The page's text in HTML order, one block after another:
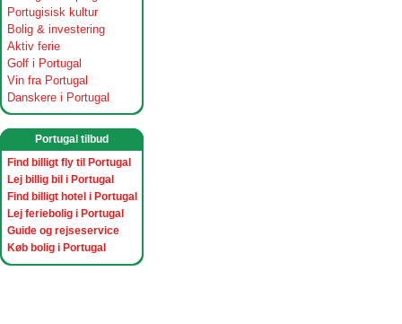
Portugisisk kultur
Bolig & investering
Aktiv ferie
Golf i Portugal
Vin fra Portugal
Danskere i Portugal
Portugal tilbud
Find billigt fly til Portugal
Lej billig bil i Portugal
Find billigt hotel i Portugal
Lej feriebolig i Portugal
Guide og rejseservice
Køb bolig i Portugal